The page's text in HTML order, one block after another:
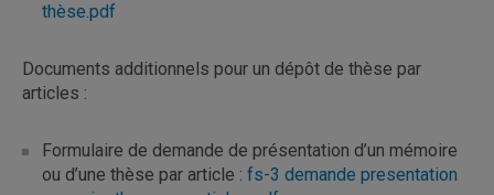
thèse.pdf
Documents additionnels pour un dépôt de thèse par
articles :
Formulaire de demande de présentation d’un mémoire
ou d’une thèse par article : fs-3 demande presentation